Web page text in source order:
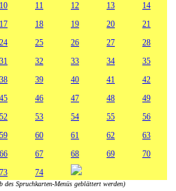
10 11 12 13
14
17 18 19 20
21
24 25 26 27
28
31 32 33 34
35
38 39 40 41
42
45 46 47 48
49
52 53 54 55
56
59 60 61 62
63
66 67 68 69
70
73 74
Spruchkarten-Menüs geblättert werden)